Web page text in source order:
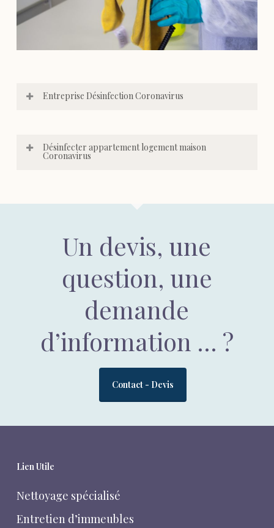
Entreprise Désinfection Coronavirus
Désinfecter appartement logement maison
Coronavirus
Un devis, une
question, une
demande
d’information … ?
Contact - Devis
Lien Utile
Nettoyage spécialisé
Entretien d’immeubles